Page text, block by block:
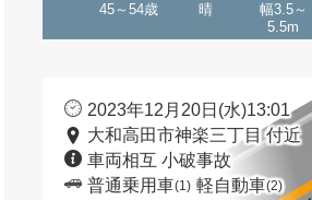
45～54歳 晴
幅3.5～
5.5m
2023年12月20日(水)13:01
大和高田市神楽三丁目 付近
車両相互 小破事故
普通乗用車(1) 軽自動車(2)